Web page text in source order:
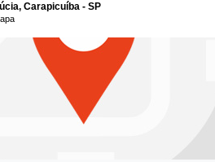
Carapicuíba - SP